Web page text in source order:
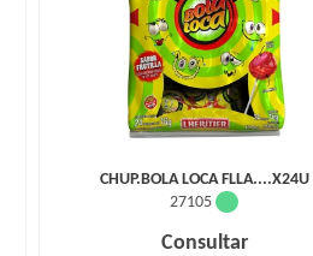
CHUP.BOLA LOCA FLLA....X24U
27105
Consultar